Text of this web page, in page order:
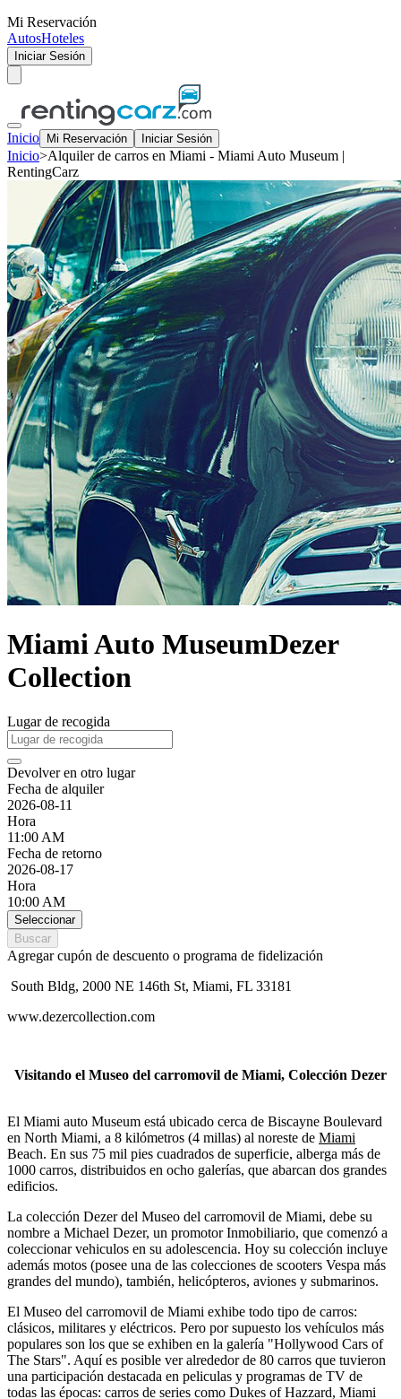
Mi Reservación
AutosHoteles
Iniciar Sesión
Inicio Mi Reservación Iniciar Sesión
Inicio>Alquiler de carros en Miami - Miami Auto Museum |
RentingCarz
Miami Auto MuseumDezer
Collection
Lugar de recogida
Devolver en otro lugar
Fecha de alquiler
2026-08-11
Hora
11:00 AM
Fecha de retorno
2026-08-17
Hora
10:00 AM
Seleccionar
Buscar
Agregar cupón de descuento o programa de fidelización
South Bldg, 2000 NE 146th St, Miami, FL 33181
www.dezercollection.com
Visitando el Museo del carromovil de Miami, Colección Dezer
El Miami auto Museum está ubicado cerca de Biscayne Boulevard
en North Miami, a 8 kilómetros (4 millas) al noreste de Miami
Beach. En sus 75 mil pies cuadrados de superficie, alberga más de
1000 carros, distribuidos en ocho galerías, que abarcan dos grandes
edificios.
La colección Dezer del Museo del carromovil de Miami, debe su
nombre a Michael Dezer, un promotor Inmobiliario, que comenzó a
coleccionar vehiculos en su adolescencia. Hoy su colección incluye
además motos (posee una de las colecciones de scooters Vespa más
grandes del mundo), también, helicópteros, aviones y submarinos.
El Museo del carromovil de Miami exhibe todo tipo de carros:
clásicos, militares y eléctricos. Pero por supuesto los vehículos más
populares son los que se exhiben en la galería "Hollywood Cars of
The Stars". Aquí es posible ver alrededor de 80 carros que tuvieron
una participación destacada en peliculas y programas de TV de
todas las épocas: carros de series como Dukes of Hazzard, Miami